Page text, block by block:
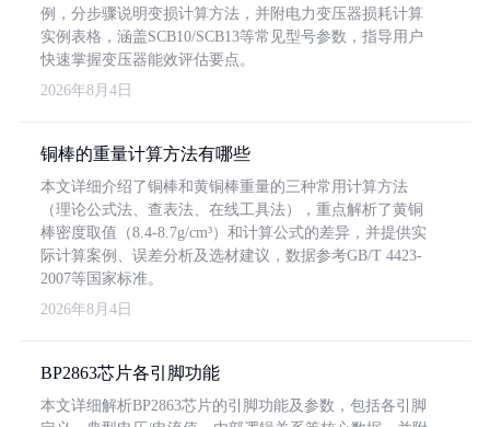
例，分步骤说明变损计算方法，并附电力变压器损耗计算
实例表格，涵盖SCB10/SCB13等常见型号参数，指导用户
快速掌握变压器能效评估要点。
2026年8月4日
铜棒的重量计算方法有哪些
本文详细介绍了铜棒和黄铜棒重量的三种常用计算方法
（理论公式法、查表法、在线工具法），重点解析了黄铜
棒密度取值（8.4-8.7g/cm³）和计算公式的差异，并提供实
际计算案例、误差分析及选材建议，数据参考GB/T 4423-
2007等国家标准。
2026年8月4日
BP2863芯片各引脚功能
本文详细解析BP2863芯片的引脚功能及参数，包括各引脚